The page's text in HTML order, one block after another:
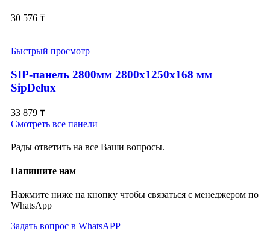
30 576 ₸
Быстрый просмотр
SIP-панель 2800мм 2800x1250x168 мм
SipDelux
33 879 ₸
Смотреть все панели
Рады ответить на все Ваши вопросы.
Напишите нам
Нажмите ниже на кнопку чтобы связаться с менеджером по
WhatsApp
Задать вопрос в WhatsAPP